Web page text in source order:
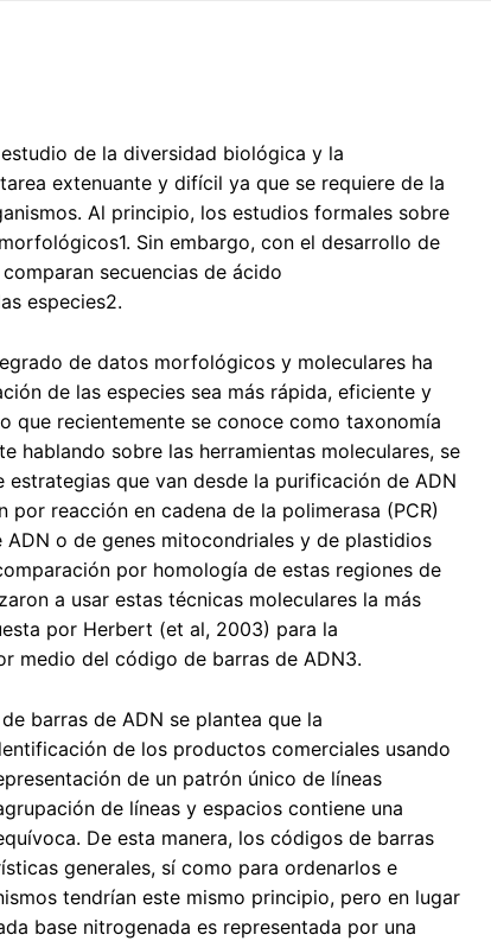
de la diversidad biológica y la
extenuante y difícil ya que se requiere de la
Al principio, los estudios formales sobre
Sin embargo, con el desarrollo de
secuencias de ácido
especies2.
de datos morfológicos y moleculares ha
de las especies sea más rápida, eficiente y
que recientemente se conoce como taxonomía
hablando sobre las herramientas moleculares, se
estrategias que van desde la purificación de ADN
por reacción en cadena de la polimerasa (PCR)
o de genes mitocondriales y de plastidios
por homología de estas regiones de
a usar estas técnicas moleculares la más
por Herbert (et al, 2003) para la
medio del código de barras de ADN3.
barras de ADN se plantea que la
de los productos comerciales usando
de un patrón único de líneas
de líneas y espacios contiene una
De esta manera, los códigos de barras
generales, sí como para ordenarlos e
tendrían este mismo principio, pero en lugar
base nitrogenada es representada por una